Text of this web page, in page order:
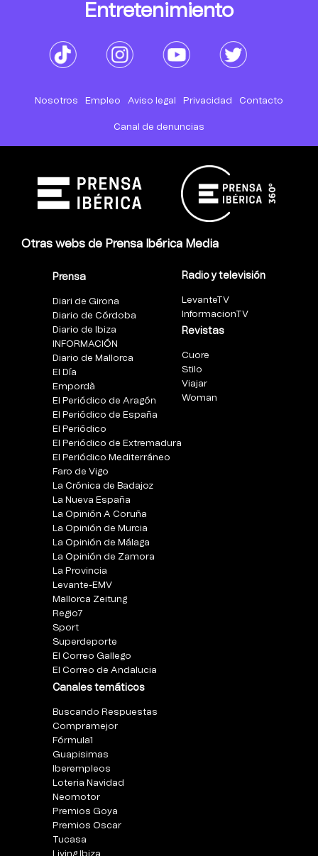
Entretenimiento
Nosotros Empleo Aviso legal Privacidad Contacto
Canal de denuncias
Otras webs de Prensa Ibérica Media
Prensa
Diari de Girona
Diario de Córdoba
Diario de Ibiza
INFORMACIÓN
Diario de Mallorca
El Día
Empordà
El Periódico de Aragón
El Periódico de España
El Periódico
El Periódico de Extremadura
El Periódico Mediterráneo
Faro de Vigo
La Crónica de Badajoz
La Nueva España
La Opinión A Coruña
La Opinión de Murcia
La Opinión de Málaga
La Opinión de Zamora
La Provincia
Levante-EMV
Mallorca Zeitung
Regio7
Sport
Superdeporte
El Correo Gallego
El Correo de Andalucia
Canales temáticos
Buscando Respuestas
Compramejor
Fórmula1
Guapisimas
Iberempleos
Loteria Navidad
Neomotor
Premios Goya
Premios Oscar
Tucasa
Radio y televisión
LevanteTV
InformacionTV
Revistas
Cuore
Stilo
Viajar
Woman